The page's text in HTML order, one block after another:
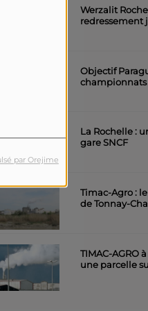
par Orejime
Werzalit
redressement
Objectif
La Rochelle :
gare SNCF
Timac-Agro :
de Tonnay-
TIMAC-AGRO
une parcelle